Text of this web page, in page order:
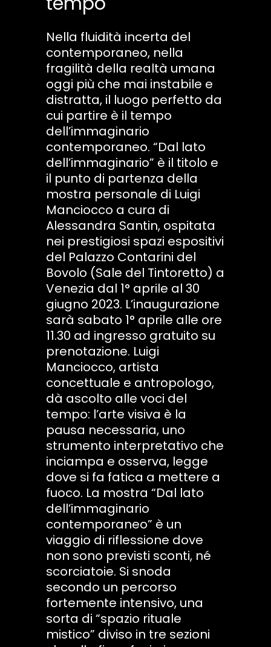
Nella fluidità incerta del
contemporaneo, nella
fragilità della realtà umana
oggi più che mai instabile e
distratta, il luogo perfetto da
cui partire è il tempo
dell’immaginario
contemporaneo. “Dal lato
dell’immaginario” è il titolo e
il punto di partenza della
mostra personale di Luigi
Manciocco a cura di
Alessandra Santin, ospitata
nei prestigiosi spazi espositivi
del Palazzo Contarini del
Bovolo (Sale del Tintoretto) a
Venezia dal 1° aprile al 30
giugno 2023. L’inaugurazione
sarà sabato 1° aprile alle ore
11.30 ad ingresso gratuito su
prenotazione. Luigi
Manciocco, artista
concettuale e antropologo,
dà ascolto alle voci del
tempo: l’arte visiva è la
pausa necessaria, uno
strumento interpretativo che
inciampa e osserva, legge
dove si fa fatica a mettere a
fuoco. La mostra “Dal lato
dell’immaginario
contemporaneo” è un
viaggio di riflessione dove
non sono previsti sconti, né
scorciatoie. Si snoda
secondo un percorso
fortemente intensivo, una
sorta di “spazio rituale
mistico” diviso in tre sezioni